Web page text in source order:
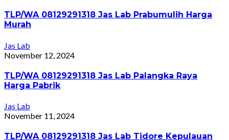
TLP/WA 08129291318 Jas Lab Prabumulih Harga
Murah
Jas Lab
November 12, 2024
TLP/WA 08129291318 Jas Lab Palangka Raya
Harga Pabrik
Jas Lab
November 11, 2024
TLP/WA 08129291318 Jas Lab Tidore Kepulauan